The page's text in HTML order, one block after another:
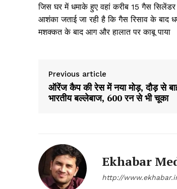
जिस घर में धमाके हुए वहां करीब 15 गैस
आशंका जताई जा रही है कि गैस रिसाव के बाद
मशक्कत के बाद आग और हालात पर काबू पाया
Previous article
ऑरेंज कैप की रेस में नया मोड़, दौड़ से
भारतीय ​बल्लेबाज, 600 रन से भी चूका
Ekhabar
http://